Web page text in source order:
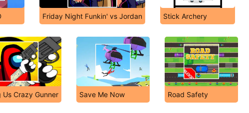
Friday Night Funkin' vs Jordan Stick Archery
Us Crazy Gunner Save Me Now Road Safety